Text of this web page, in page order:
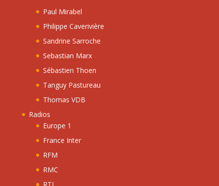
Paul Mirabel
Philippe Caverivière
Sandrine Sarroche
Sebastian Marx
Sébastien Thoen
Tanguy Pastureau
Thomas VDB
Radios
Europe 1
France Inter
RFM
RMC